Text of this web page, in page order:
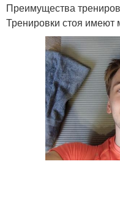
Преимущества
Тренировки стоя